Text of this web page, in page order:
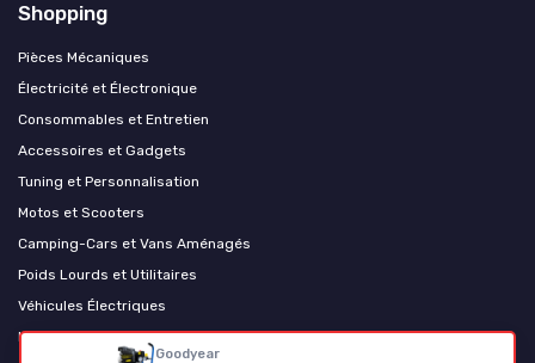
Goodyear
Shopping
Pièces Mécaniques
Électricité et Électronique
Consommables et Entretien
Accessoires et Gadgets
Tuning et Personnalisation
Motos et Scooters
Camping-Cars et Vans Aménagés
Poids Lourds et Utilitaires
Véhicules Électriques
Levage et équipement d'atelier